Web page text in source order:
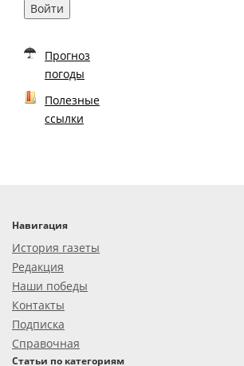
Войти
Прогноз
погоды
Полезные
ссылки
Навигация
История газеты
Редакция
Наши победы
Контакты
Подписка
Справочная
Статьи по категориям